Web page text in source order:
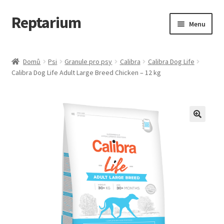
Přeskočit
na
Přejít
k
webu
Reptarium Menu
Košík
Malá zvířata — Klece, krmivo, vybavení
Domů Psi Granule pro psy Calibra
Calibra Dog Life
Calibra Dog Life Adult Large Breed Chicken – 12 kg